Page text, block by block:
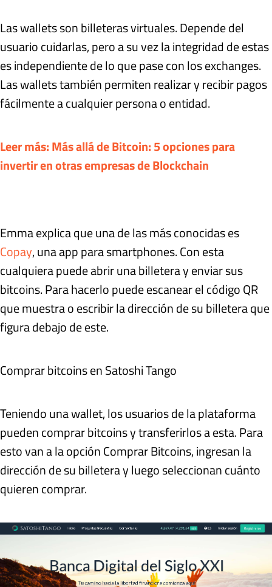
Las wallets son billeteras virtuales. Depende del
usuario cuidarlas, pero a su vez la integridad de estas
es independiente de lo que pase con los exchanges.
Las wallets también permiten realizar y recibir pagos
fácilmente a cualquier persona o entidad.
Leer más: Más allá de Bitcoin: 5 opciones para
invertir en otras empresas de Blockchain
Emma explica que una de las más conocidas es
Copay, una app para smartphones. Con esta
cualquiera puede abrir una billetera y enviar sus
bitcoins. Para hacerlo puede escanear el código QR
que muestra o escribir la dirección de su billetera que
figura debajo de este.
Comprar bitcoins en Satoshi Tango
Teniendo una wallet, los usuarios de la plataforma
pueden comprar bitcoins y transferirlos a esta. Para
esto van a la opción Comprar Bitcoins, ingresan la
dirección de su billetera y luego seleccionan cuánto
quieren comprar.